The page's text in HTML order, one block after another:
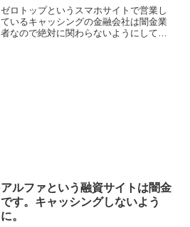
ゼロトップというスマホサイトで営業し
ているキャッシングの金融会社は闇金業
者なので絶対に関わらないようにしてく
アルファという融資サイトは闇金
です。キャッシングしないよう
に。